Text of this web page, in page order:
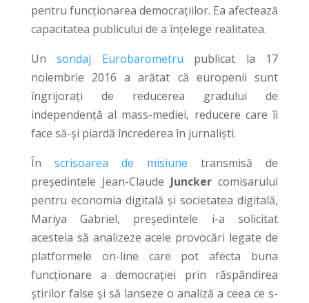
pentru funcționarea democrațiilor. Ea afectează
capacitatea publicului de a înțelege realitatea.
Unsondaj Eurobarometru publicat la 17
noiembrie 2016 a arătat că europenii sunt
îngrijorați de reducerea gradului de
independență al mass-mediei, reducere care îi
face să-și piardă încrederea în jurnaliști.
În scrisoarea de misiune transmisă de
președintele Jean-Claude Juncker comisarului
pentru economia digitală și societatea digitală,
Mariya Gabriel, președintele i-a solicitat
acesteia să analizeze acele provocări legate de
platformele on-line care pot afecta buna
funcționare a democrației prin răspândirea
știrilor false și să lanseze o analiză a ceea ce s-